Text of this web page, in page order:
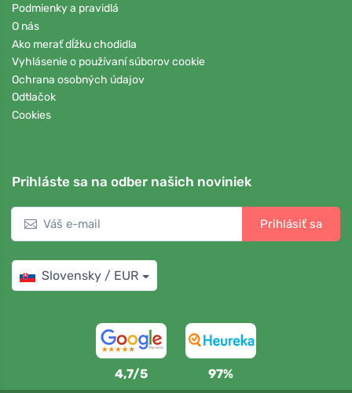
Podmienky a pravidlá
O nás
Ako merať dĺžku chodidla
Vyhlásenie o používaní súborov cookie
Ochrana osobných údajov
Odtlačok
Cookies
Prihláste sa na odber našich noviniek
Prihlásiť sa
Slovensky / EUR
4,7/5 97%